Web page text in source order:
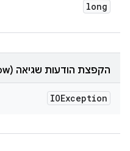
long
הקפצת הודעות שגיאה (throw)
IOException